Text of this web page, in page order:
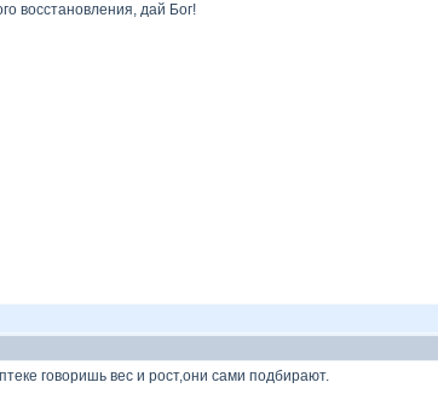
восстановления, дай Бог!
говоришь вес и рост,они сами подбирают.